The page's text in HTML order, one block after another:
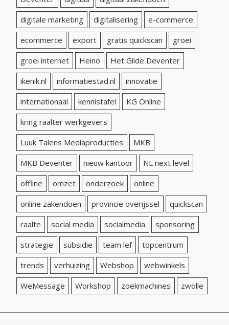
digitale marketing
digitalisering
e-commerce
ecommerce
export gratis quickscan
groei
groei internet
Heino
Het Gilde Deventer
ikenik.nl
informatiestad.nl
innovatie
internationaal
kennistafel
KG Online
kring raalter werkgevers
Luuk Talens Mediaproducties
MKB
MKB Deventer
nieuw kantoor
NL next level
offline
omzet onderzoek
online
online zakendoen
provincie overijssel
quickscan
raalte
social media socialmedia
sponsoring
strategie
subsidie team lef
topcentrum
trends
verhuizing Webshop
webwinkels
WeMessage
Workshop zoekmachines zwolle